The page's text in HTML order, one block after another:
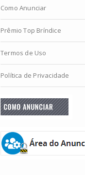
Como Anunciar
Prêmio Top Bríndice
Termos de Uso
Política de Privacidade